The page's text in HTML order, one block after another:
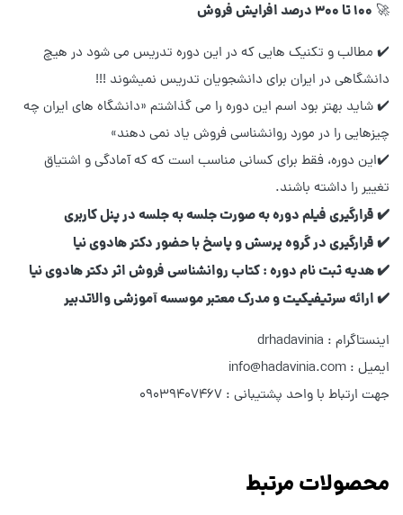
🚀 100 تا 300 درصد افرایش فروش
✔️ مطالب و تکنیک هایی که در این دوره تدریس می شود در هیچ
دانشگاهی در ایران برای دانشجویان تدریس نمیشوند !!!
✔️ شاید بهتر بود اسم این دوره را می گذاشتم «دانشگاه های ایران چه
چیزهایی را در مورد روانشناسی فروش یاد نمی دهند»
✔️این دوره، فقط برای کسانی مناسب است که که آمادگی و اشتیاق
تغییر را داشته باشند.
✔️ قرارگیری فیلم دوره به صورت جلسه به جلسه در پنل کاربری
✔️ قرارگیری در گروه پرسش و پاسخ با حضور دکتر هادوی نیا
✔️ هدیه ثبت نام دوره : کتاب روانشناسی فروش اثر دکتر هادوی نیا
✔️ ارائه سرتیفیکیت و مدرک معتبر موسسه آموزشی والاتدبیر
اینستاگرام : drhadavinia
ایمیل : info@hadavinia.com
جهت ارتباط با واحد پشتیبانی : 09039407467
محصولات مرتبط